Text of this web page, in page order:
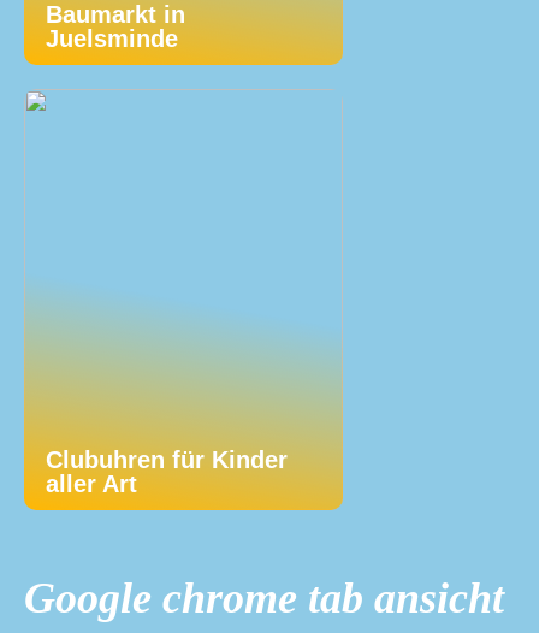
Baumarkt in
Juelsminde
Clubuhren für Kinder
aller Art
Google chrome tab ansicht